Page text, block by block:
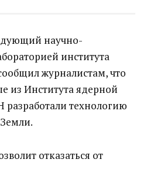
научно-
института
журналистам, что
из Института ядерной
технологию
отказаться от